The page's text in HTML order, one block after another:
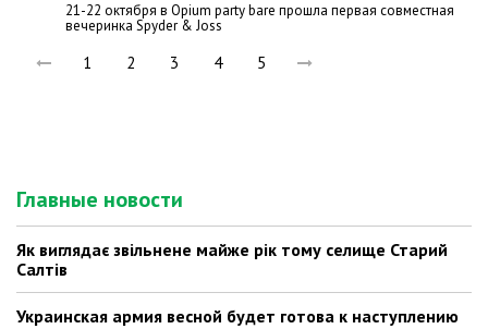
21-22 октября в Opium party bare прошла первая совместная
вечеринка Spyder & Joss
1 2 3 4 5
Главные новости
Як виглядає звільнене майже рік тому селище Старий
Салтів
Украинская армия весной будет готова к наступлению